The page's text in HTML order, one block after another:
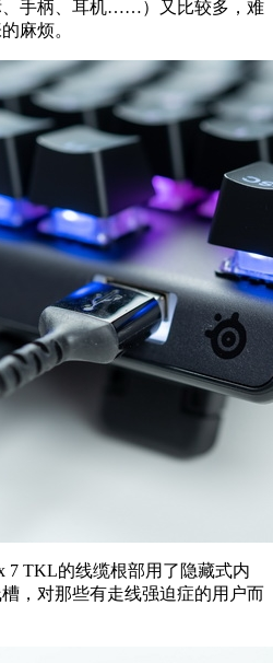
、手柄、耳机……）又比较多，难
麻烦。
7 TKL的线缆根部用了隐藏式内
，对那些有走线强迫症的用户而